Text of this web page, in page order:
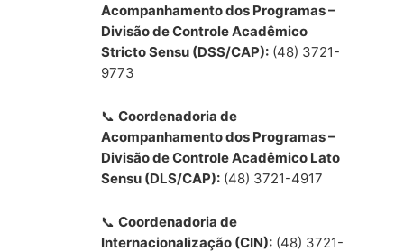
Acompanhamento dos Programas –
Divisão de Controle Acadêmico
Stricto Sensu (DSS/CAP): (48) 3721-
9773
📞Coordenadoria de
Acompanhamento dos Programas –
Divisão de Controle Acadêmico Lato
Sensu (DLS/CAP): (48) 3721-4917
📞Coordenadoria de
Internacionalização (CIN): (48) 3721-